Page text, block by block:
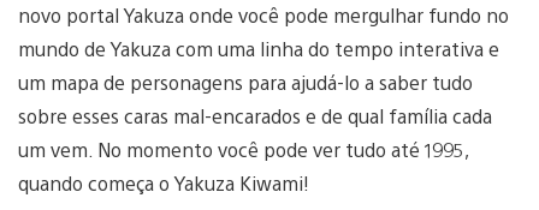
novo portal Yakuza onde você pode mergulhar fundo no
mundo de Yakuza com uma linha do tempo interativa e
um mapa de personagens para ajudá-lo a saber tudo
sobre esses caras mal-encarados e de qual família cada
um vem. No momento você pode ver tudo até 1995,
quando começa o Yakuza Kiwami!